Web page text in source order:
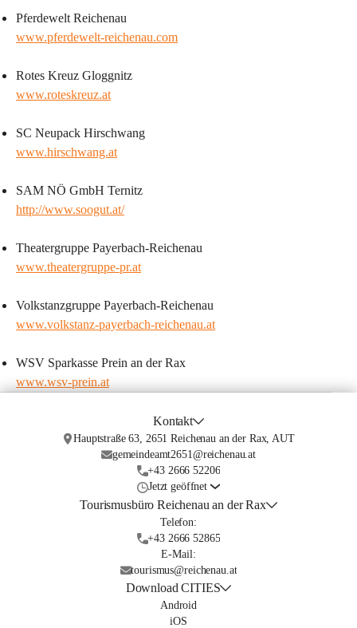
Pferdewelt Reichenau
www.pferdewelt-reichenau.com
Rotes Kreuz Gloggnitz
www.roteskreuz.at
SC Neupack Hirschwang
www.hirschwang.at
SAM NÖ GmbH Ternitz
http://www.soogut.at/
Theatergruppe Payerbach-Reichenau
www.theatergruppe-pr.at
Volkstanzgruppe Payerbach-Reichenau
www.volkstanz-payerbach-reichenau.at
WSV Sparkasse Prein an der Rax
www.wsv-prein.at
Kontakt
Hauptstraße 63, 2651 Reichenau an der Rax, AUT
gemeindeamt2651@reichenau.at
+43 2666 52206
Jetzt geöffnet
Tourismusbüro Reichenau an der Rax
Telefon:
+43 2666 52865
E-Mail:
tourismus@reichenau.at
Download CITIES
Android
iOS